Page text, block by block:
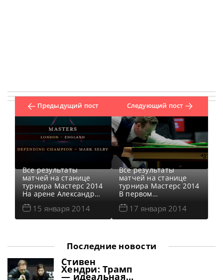
Предыдущий пост
Все результаты
матчей на станице
турнира Мастерс 2014
На арене Александра
Палас (Alexandra
Palace) в Лондоне,
Великобритания с 16
матчи самого
престижного
нерейтингового
турнира в мире
снукера — Мастерс
15 января 2014
Следующий пост
Все результаты
матчей на станице
турнира Мастерс 2014
В первом
четвертьфинальном
матче самого
престижного
2014, англичанин Шон
Гонконга Марко Фу и
17 января 2014
Последние новости
Стивен
Хендри: Трамп
— идеальная